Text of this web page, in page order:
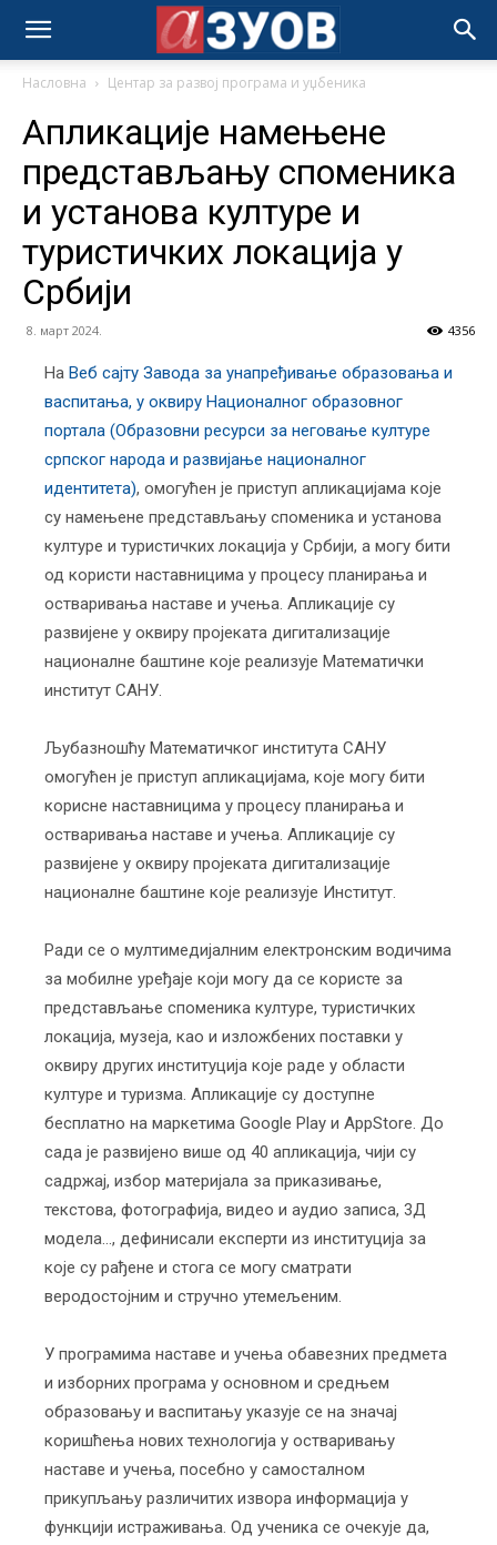
Насловна Центар за развој програма и уџбеника
Апликације намењене
представљању споменика
и установа културе и
туристичких локација у
Србији
8. март 2024. 4356
На Веб сајту Завода за унапређивање образовања и
васпитања, у оквиру Националног образовног
портала (Образовни ресурси за неговање културе
српског народа и развијање националног
идентитета), омогућен је приступ апликацијама које
су намењене представљању споменика и установа
културе и туристичких локација у Србији, а могу бити
од користи наставницима у процесу планирања и
остваривања наставе и учења. Апликације су
развијене у оквиру пројеката дигитализације
националне баштине које реализује Математички
институт САНУ.
Љубазношћу Математичког института САНУ
омогућен је приступ апликацијама, које могу бити
корисне наставницима у процесу планирања и
остваривања наставе и учења. Апликације су
развијене у оквиру пројеката дигитализације
националне баштине које реализује Институт.
Ради се о мултимедијалним електронским водичима
за мобилне уређаје који могу да се користе за
представљање споменика културе, туристичких
локација, музеја, као и изложбених поставки у
оквиру других институција које раде у области
културе и туризма. Апликације су доступне
бесплатно на маркетима Google Play и AppStore. До
сада је развијено више од 40 апликација, чији су
садржај, избор материјала за приказивање,
текстова, фотографија, видео и аудио записа, 3Д
модела…, дефинисали експерти из институција за
које су рађене и стога се могу сматрати
веродостојним и стручно утемељеним.
У програмима наставе и учења обавезних предмета
и изборних програма у основном и средњем
образовању и васпитању указује се на значај
коришћења нових технологија у остваривању
наставе и учења, посебно у самосталном
прикупљању различитих извора информација у
функцији истраживања. Од ученика се очекује да,